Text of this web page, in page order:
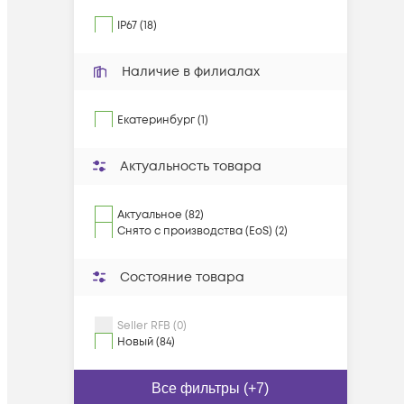
IP67 (18)
Наличие в филиалах
Екатеринбург (1)
Актуальность товара
Актуальное (82)
Снято с производства (EoS) (2)
Состояние товара
Seller RFB (0)
Новый (84)
Все фильтры (+7)